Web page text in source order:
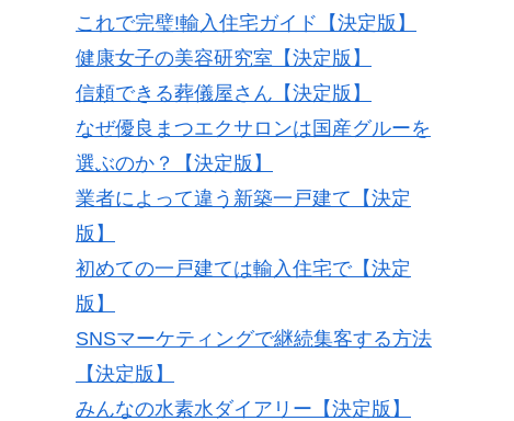
これで完璧!輸入住宅ガイド【決定版】
健康女子の美容研究室【決定版】
信頼できる葬儀屋さん【決定版】
なぜ優良まつエクサロンは国産グルーを
選ぶのか？【決定版】
業者によって違う新築一戸建て【決定
版】
初めての一戸建ては輸入住宅で【決定
版】
SNSマーケティングで継続集客する方法
【決定版】
みんなの水素水ダイアリー【決定版】